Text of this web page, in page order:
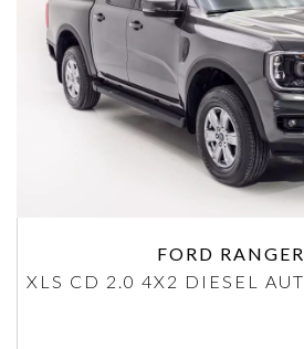
FORD RANGER
XLS CD 2.0 4X2 DIESEL AUT